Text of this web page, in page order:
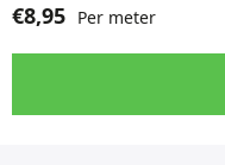
€8,95 Per meter